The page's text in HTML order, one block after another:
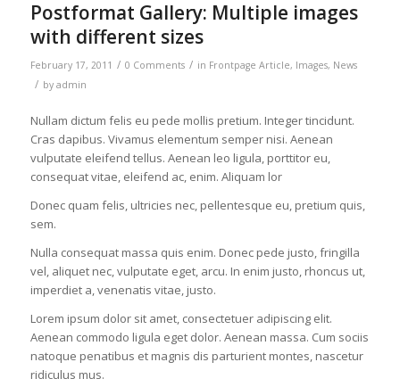
Postformat Gallery: Multiple images
with different sizes
February 17, 2011 / 0 Comments / in Frontpage Article, Images, News
/ by admin
Nullam dictum felis eu pede mollis pretium. Integer tincidunt.
Cras dapibus. Vivamus elementum semper nisi. Aenean
vulputate eleifend tellus. Aenean leo ligula, porttitor eu,
consequat vitae, eleifend ac, enim. Aliquam lor
Donec quam felis, ultricies nec, pellentesque eu, pretium quis,
sem.
Nulla consequat massa quis enim. Donec pede justo, fringilla
vel, aliquet nec, vulputate eget, arcu. In enim justo, rhoncus ut,
imperdiet a, venenatis vitae, justo.
Lorem ipsum dolor sit amet, consectetuer adipiscing elit.
Aenean commodo ligula eget dolor. Aenean massa. Cum sociis
natoque penatibus et magnis dis parturient montes, nascetur
ridiculus mus.